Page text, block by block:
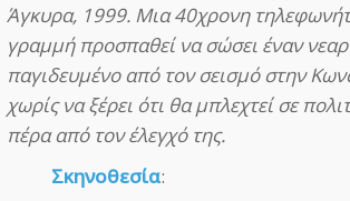
Άγκυρα, 1999. Μια 40χρονη
γραμμή προσπαθεί να σώσει έναν
παγιδευμένο από τον σεισμό στην
χωρίς να ξέρει ότι θα μπλεχτεί σε
πέρα από τον έλεγχό της.
Σκηνοθεσία: